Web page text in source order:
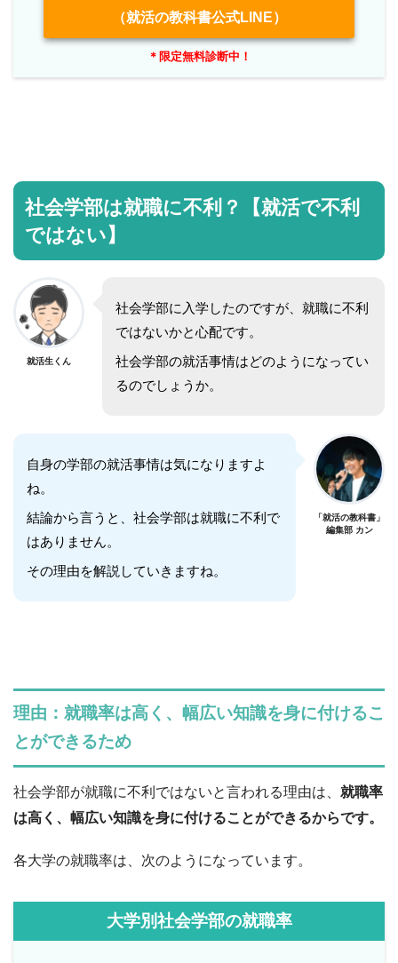
（就活の教科書公式LINE）
＊限定無料診断中！
社会学部は就職に不利？【就活で不利
ではない】
就活生くん
社会学部に入学したのですが、就職に不利
ではないかと心配です。
社会学部の就活事情はどのようになってい
るのでしょうか。
自身の学部の就活事情は気になりますよ
ね。
結論から言うと、社会学部は就職に不利で
はありません。
その理由を解説していきますね。
「就活の教科書」
編集部 カン
理由：就職率は高く、幅広い知識を身に付けるこ
とができるため
社会学部が就職に不利ではないと言われる理由は、 就職率
は高く、幅広い知識を身に付けることができるからです。
各大学の就職率は、次のようになっています。
大学別社会学部の就職率